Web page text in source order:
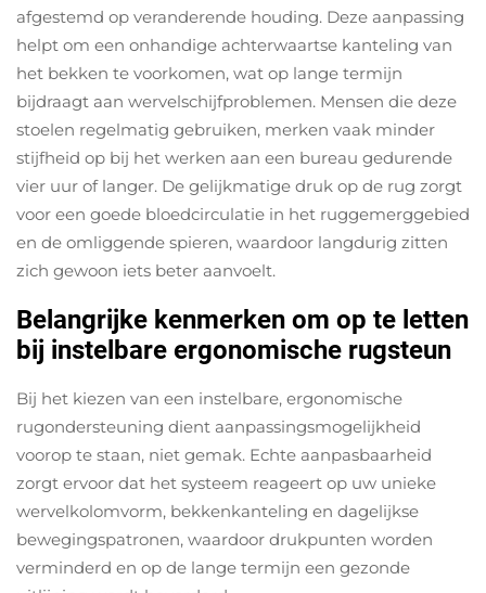
afgestemd op veranderende houding. Deze aanpassing
helpt om een onhandige achterwaartse kanteling van
het bekken te voorkomen, wat op lange termijn
bijdraagt aan wervelschijfproblemen. Mensen die deze
stoelen regelmatig gebruiken, merken vaak minder
stijfheid op bij het werken aan een bureau gedurende
vier uur of langer. De gelijkmatige druk op de rug zorgt
voor een goede bloedcirculatie in het ruggemerggebied
en de omliggende spieren, waardoor langdurig zitten
zich gewoon iets beter aanvoelt.
Belangrijke kenmerken om op te letten
bij instelbare ergonomische rugsteun
Bij het kiezen van een instelbare, ergonomische
rugondersteuning dient aanpassingsmogelijkheid
voorop te staan, niet gemak. Echte aanpasbaarheid
zorgt ervoor dat het systeem reageert op uw unieke
wervelkolomvorm, bekkenkanteling en dagelijkse
bewegingspatronen, waardoor drukpunten worden
verminderd en op de lange termijn een gezonde